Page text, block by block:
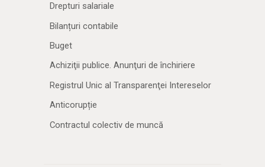
Drepturi salariale
Bilanțuri contabile
Buget
Achiziţii publice. Anunţuri de închiriere
Registrul Unic al Transparenţei Intereselor
Anticorupție
Contractul colectiv de muncă